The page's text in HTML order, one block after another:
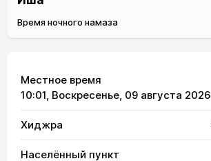
Время ночного намаза
Местное время
10:01, Воскресенье, 09 августа 2026
Хиджра
Населённый пункт